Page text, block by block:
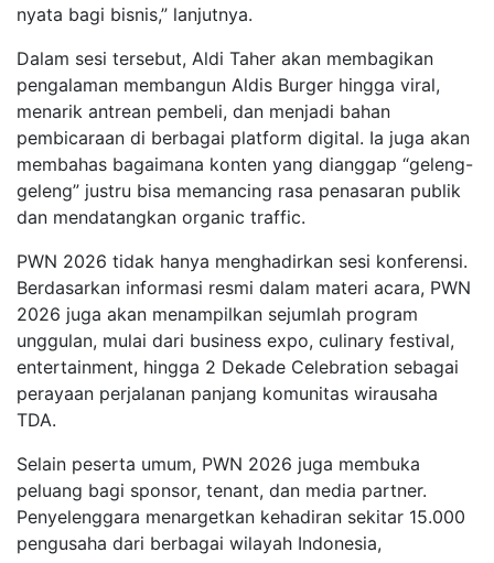
nyata bagi bisnis,” lanjutnya.
Dalam sesi tersebut, Aldi Taher akan membagikan
pengalaman membangun Aldis Burger hingga viral,
menarik antrean pembeli, dan menjadi bahan
pembicaraan di berbagai platform digital. Ia juga akan
membahas bagaimana konten yang dianggap “geleng-
geleng” justru bisa memancing rasa penasaran publik
dan mendatangkan organic traffic.
PWN 2026 tidak hanya menghadirkan sesi konferensi.
Berdasarkan informasi resmi dalam materi acara, PWN
2026 juga akan menampilkan sejumlah program
unggulan, mulai dari business expo, culinary festival,
entertainment, hingga 2 Dekade Celebration sebagai
perayaan perjalanan panjang komunitas wirausaha
TDA.
Selain peserta umum, PWN 2026 juga membuka
peluang bagi sponsor, tenant, dan media partner.
Penyelenggara menargetkan kehadiran sekitar 15.000
pengusaha dari berbagai wilayah Indonesia,